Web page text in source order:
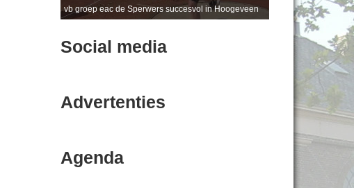
vb groep eac de Sperwers succesvol in Hoogeveen
Social media
Advertenties
Agenda